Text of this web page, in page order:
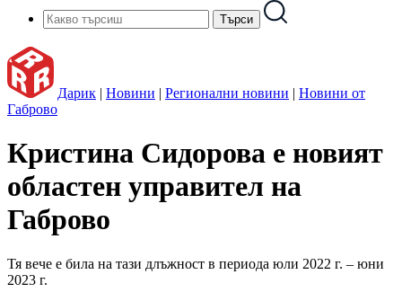
Дарик | Новини | Регионални новини | Новини от
Габрово
Кристина Сидорова е новият
областен управител на
Габрово
Тя вече е била на тази длъжност в периода юли 2022 г. – юни
2023 г.